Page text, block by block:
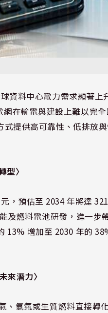
資料中心電力需求顯著
網在輸電與建設上難以完
提供高可靠性、低排放
型〉
，預估至 2034 年將達
及燃料電池研發，進一步
13% 增加至 2030 年的
來潛力〉
、氫氣或生質燃料直接轉